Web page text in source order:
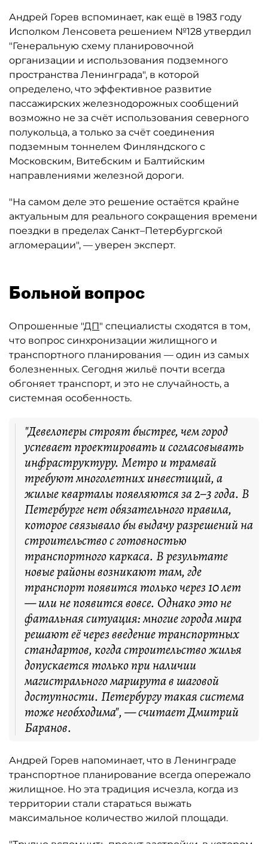
Андрей Горев вспоминает, как ещё в 1983 году
Исполком Ленсовета решением №128 утвердил
"Генеральную схему планировочной
организации и использования подземного
пространства Ленинграда", в которой
определено, что эффективное развитие
пассажирских железнодорожных сообщений
возможно не за счёт использования северного
полукольца, а только за счёт соединения
подземным тоннелем Финляндского с
Московским, Витебским и Балтийским
направлениями железной дороги.
"На самом деле это решение остаётся крайне
актуальным для реального сокращения времени
поездки в пределах Санкт–Петербургской
агломерации", — уверен эксперт.
Больной вопрос
Опрошенные "ДП" специалисты сходятся в том,
что вопрос синхронизации жилищного и
транспортного планирования — один из самых
болезненных. Сегодня жильё почти всегда
обгоняет транспорт, и это не случайность, а
системная особенность.
"Девелоперы строят быстрее, чем город
успевает проектировать и согласовывать
инфраструктуру. Метро и трамвай
требуют многолетних инвестиций, а
жилые кварталы появляются за 2–3 года. В
Петербурге нет обязательного правила,
которое связывало бы выдачу разрешений на
строительство с готовностью
транспортного каркаса. В результате
новые районы возникают там, где
транспорт появится только через 10 лет
— или не появится вовсе. Однако это не
фатальная ситуация: многие города мира
решают её через введение транспортных
стандартов, когда строительство жилья
допускается только при наличии
магистрального маршрута в шаговой
доступности. Петербургу такая система
тоже необходима", — считает Дмитрий
Баранов.
Андрей Горев напоминает, что в Ленинграде
транспортное планирование всегда опережало
жилищное. Но эта традиция исчезла, когда из
территории стали стараться выжать
максимальное количество жилой площади.